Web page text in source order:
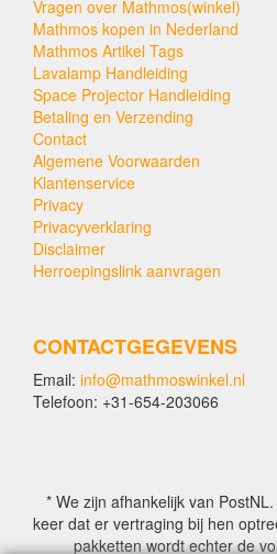
Vragen over Mathmos(winkel)
Mathmos kopen in Nederland
Mathmos Artikel Tags
Lavalamp Handleiding
Space Projector Handleiding
Betaling en Verzending
Contact
Algemene Voorwaarden
Klantenservice
Privacy
Privacyverklaring
Disclaimer
Herroepingslink aanvragen
CONTACTGEGEVENS
Email: info@mathmoswinkel.nl
Telefoon: +31-654-203066
* We zijn afhankelijk van
keer dat er vertraging bij hen
pakketten wordt echter de